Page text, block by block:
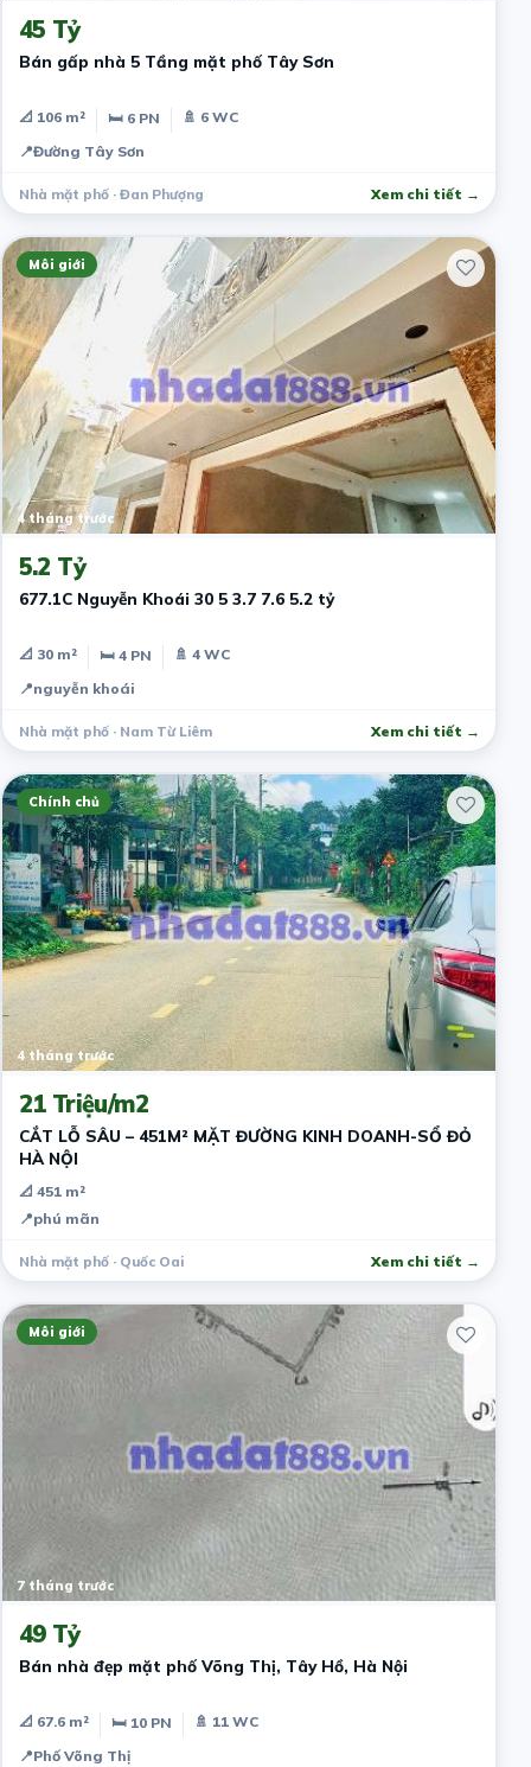
45 Tỷ
Bán gấp nhà 5 Tầng mặt phố Tây Sơn
📐 106 m² 🛏 6 PN
🚿 6 WC
📍Đường Tây Sơn
Nhà mặt phố · Đan Phượng Xem chi tiết →
Môi giới
4 tháng trước
5.2 Tỷ
677.1C Nguyễn Khoái 30 5 3.7 7.6 5.2 tỷ
📐 30 m² 🛏 4 PN
🚿 4 WC
📍nguyễn khoái
Nhà mặt phố · Nam Từ Liêm Xem chi tiết →
Chính chủ
4 tháng trước
21 Triệu/m2
CẮT LỖ SÂU – 451M² MẶT ĐƯỜNG KINH DOANH-SỔ ĐỎ
HÀ NỘI
📐 451 m²
📍phú mãn
Nhà mặt phố · Quốc Oai Xem chi tiết →
Môi giới
7 tháng trước
49 Tỷ
Bán nhà đẹp mặt phố Võng Thị, Tây Hồ, Hà Nội
📐 67.6 m² 🛏 10 PN
🚿 11 WC
📍Phố Võng Thị